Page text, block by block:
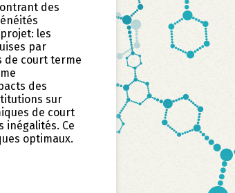
des
les
par
de court terme
des
sur
de court
inégalités. Ce
optimaux.